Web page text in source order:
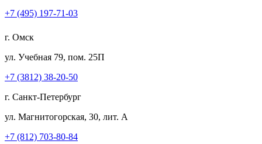
+7 (495) 197-71-03
г. Омск
ул. Учебная 79, пом. 25П
+7 (3812) 38-20-50
г. Санкт-Петербург
ул. Магнитогорская, 30, лит. А
+7 (812) 703-80-84